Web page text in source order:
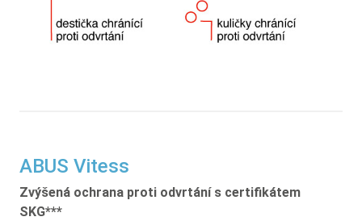
ABUS Vitess
Zvýšená ochrana proti odvrtání s certifikátem
SKG***